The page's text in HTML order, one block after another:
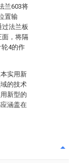
兰603将
置输
过法兰板
面，将隔
4的作
实用新
的技术
新型的
涵盖在